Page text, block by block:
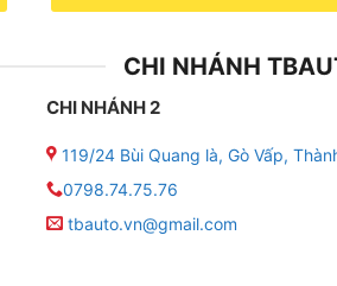
CHI NHÁNH
CHI NHÁNH 2
119/24 Bùi Quang là, Gò Vấp,
0798.74.75.76
tbauto.vn@gmail.com